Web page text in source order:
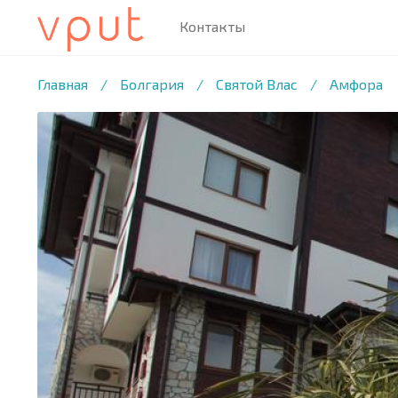
Контакты
Главная / Болгария / Святой Влас / Амфора
1 /18 ФОТО